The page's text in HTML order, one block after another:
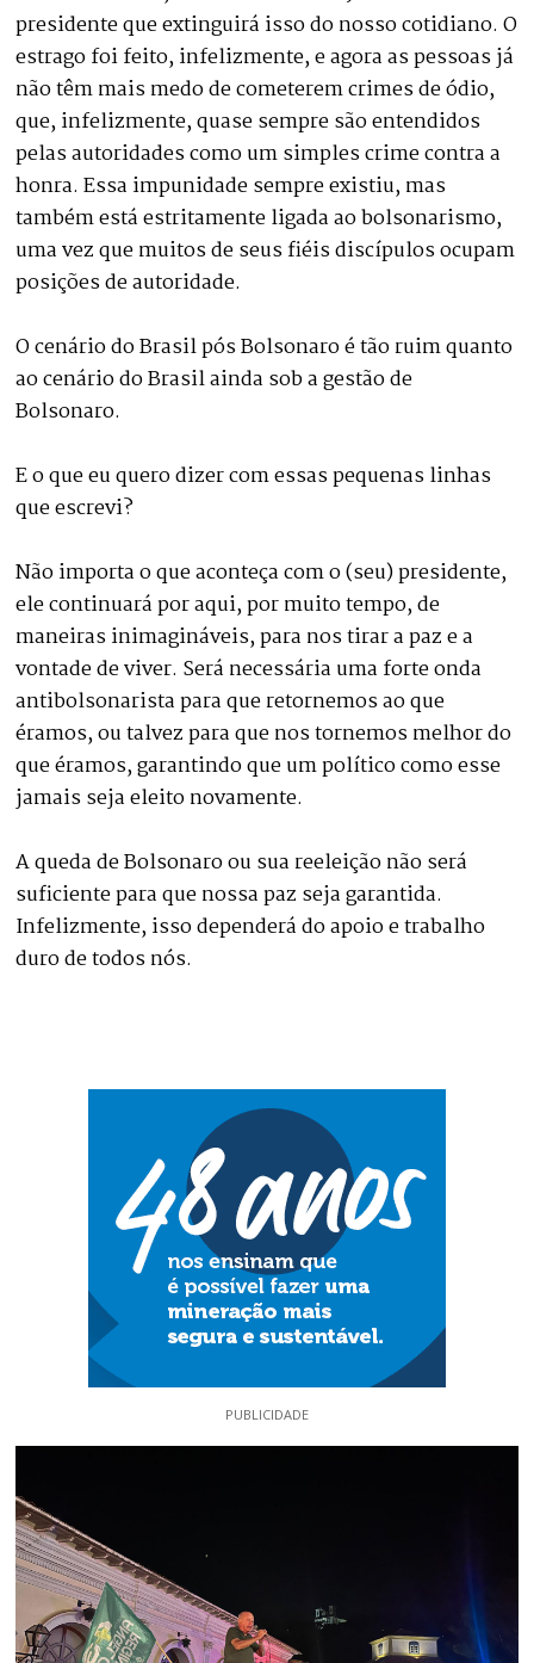
presidente que extinguirá isso do nosso cotidiano. O
estrago foi feito, infelizmente, e agora as pessoas já
não têm mais medo de cometerem crimes de ódio,
que, infelizmente, quase sempre são entendidos
pelas autoridades como um simples crime contra a
honra. Essa impunidade sempre existiu, mas
também está estritamente ligada ao bolsonarismo,
uma vez que muitos de seus fiéis discípulos ocupam
posições de autoridade.
O cenário do Brasil pós Bolsonaro é tão ruim quanto
ao cenário do Brasil ainda sob a gestão de
Bolsonaro.
E o que eu quero dizer com essas pequenas linhas
que escrevi?
Não importa o que aconteça com o (seu) presidente,
ele continuará por aqui, por muito tempo, de
maneiras inimagináveis, para nos tirar a paz e a
vontade de viver. Será necessária uma forte onda
antibolsonarista para que retornemos ao que
éramos, ou talvez para que nos tornemos melhor do
que éramos, garantindo que um político como esse
jamais seja eleito novamente.
A queda de Bolsonaro ou sua reeleição não será
suficiente para que nossa paz seja garantida.
Infelizmente, isso dependerá do apoio e trabalho
duro de todos nós.
PUBLICIDADE